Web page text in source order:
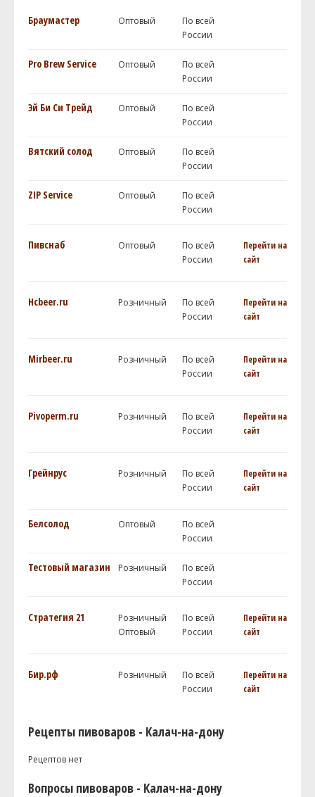
Браумастер Оптовый
По всей
России
Pro Brew Service Оптовый
По всей
России
Эй Би Си Трейд Оптовый
По всей
России
Вятский солод Оптовый
По всей
России
ZIP Service Оптовый
По всей
России
Пивснаб Оптовый
По всей
России
Перейти на
сайт
Hcbeer.ru Розничный
По всей
России
Перейти на
сайт
Mirbeer.ru Розничный
По всей
России
Перейти на
сайт
Pivoperm.ru Розничный
По всей
России
Перейти на
сайт
Грейнрус Розничный
По всей
России
Перейти на
сайт
Белсолод Оптовый
По всей
России
Тестовый магазин Розничный
По всей
России
Стратегия 21
Розничный
Оптовый
По всей
России
Перейти на
сайт
Бир.рф Розничный
По всей
России
Перейти на
сайт
Рецепты пивоваров - Калач-на-дону
Рецептов нет
Вопросы пивоваров - Калач-на-дону